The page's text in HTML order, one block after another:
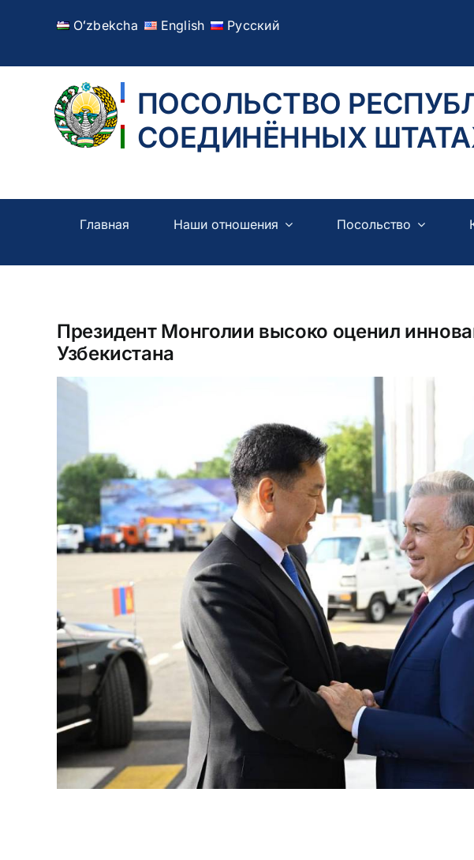
Oʻzbekcha English Русский
ПОСОЛЬСТВО
СОЕДИНЁННЫХ
Главная Наши отношения Посольство
Президент Монголии высоко оценил
Узбекистана